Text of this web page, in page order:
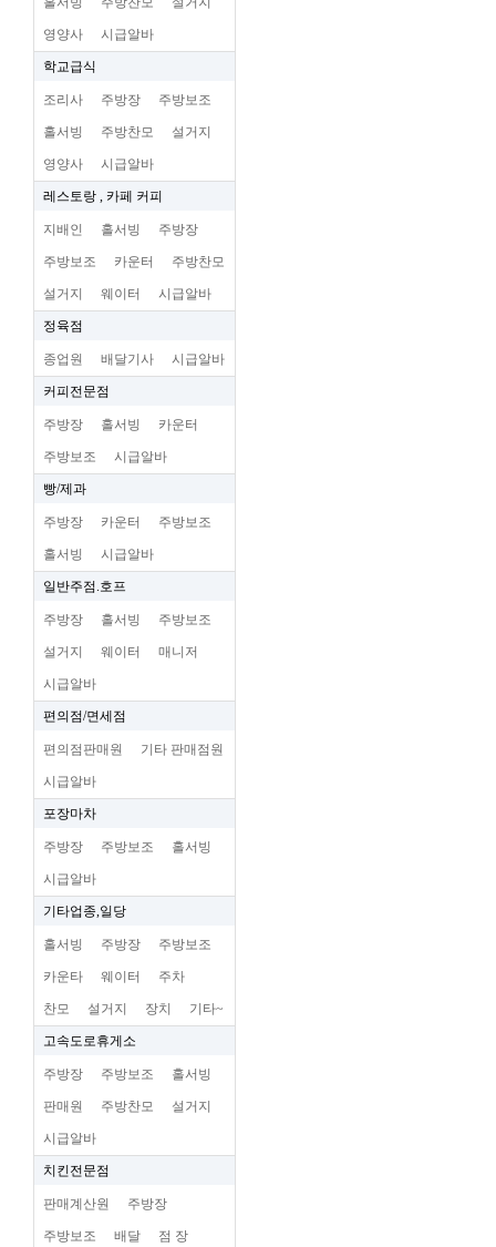
영양사 시급알바
학교급식
조리사 주방장 주방보조
홀서빙 주방찬모 설거지
영양사 시급알바
레스토랑 , 카페 커피
지배인 홀서빙 주방장
주방보조 카운터 주방찬모
설거지 웨이터 시급알바
정육점
종업원 배달기사 시급알바
커피전문점
주방장 홀서빙 카운터
주방보조 시급알바
빵/제과
주방장 카운터 주방보조
홀서빙 시급알바
일반주점.호프
주방장 홀서빙 주방보조
설거지 웨이터 매니저
시급알바
편의점/면세점
편의점판매원 기타 판매점원
시급알바
포장마차
주방장 주방보조 홀서빙
시급알바
기타업종,일당
홀서빙 주방장 주방보조
카운타 웨이터 주차
찬모 설거지 장치 기타~
고속도로휴게소
주방장 주방보조 홀서빙
판매원 주방찬모 설거지
시급알바
치킨전문점
판매계산원 주방장
주방보조 배달 점 장